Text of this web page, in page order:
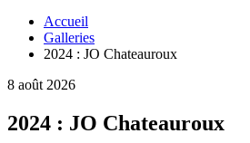
Accueil
Galleries
2024 : JO Chateauroux
8 août 2026
2024 : JO Chateauroux